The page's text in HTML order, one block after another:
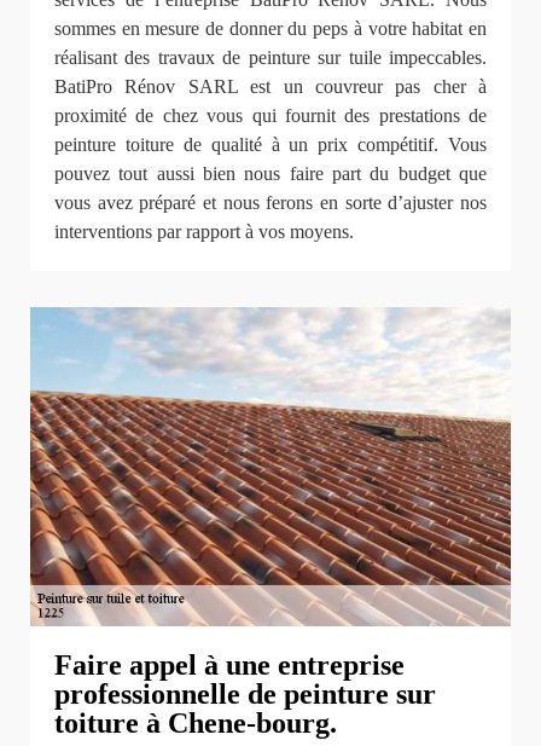
sommes en mesure de donner du peps à votre habitat en
réalisant des travaux de peinture sur tuile impeccables.
BatiPro Rénov SARL est un couvreur pas cher à
proximité de chez vous qui fournit des prestations de
peinture toiture de qualité à un prix compétitif. Vous
pouvez tout aussi bien nous faire part du budget que
vous avez préparé et nous ferons en sorte d’ajuster nos
interventions par rapport à vos moyens.
Faire appel à une entreprise
professionnelle de peinture sur
toiture à Chene-bourg.